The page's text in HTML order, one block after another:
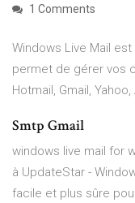
1 Comments
Windows Live Mail
permet de gérer vos
Hotmail, Gmail,
Smtp Gmail
windows live mail for
à UpdateStar -
facile et plus sûre